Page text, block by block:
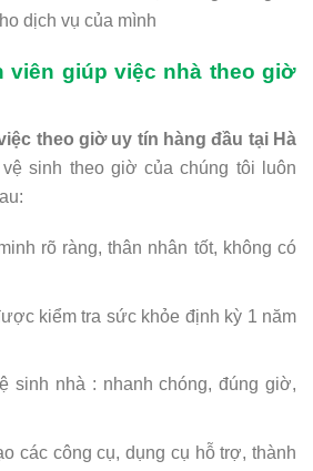
dịch vụ của mình
viên giúp việc nhà theo giờ
theo giờ uy tín hàng đầu tại Hà
sinh theo giờ của chúng tôi luôn
rõ ràng, thân nhân tốt, không có
kiểm tra sức khỏe định kỳ 1 năm
sinh nhà : nhanh chóng, đúng giờ,
các công cụ, dụng cụ hỗ trợ, thành